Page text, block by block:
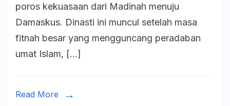
Politik
poros kekuasaan dari Madinah menuju
Damaskus. Dinasti ini muncul setelah masa
fitnah besar yang mengguncang peradaban
umat Islam, […]
Read More